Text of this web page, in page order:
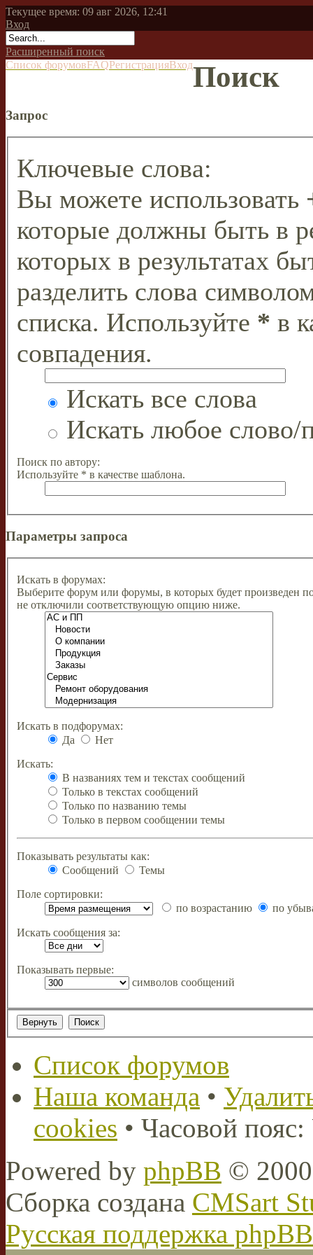
Текущее время: 09 авг 2026, 12:41
Вход
Расширенный поиск
Список форумовFAQРегистрацияВходПоиск
Запрос
Ключевые слова:
Вы можете использовать
которые должны быть в
которых в результатах
разделить слова
списка. Используйте * в
совпадения.
Искать все слова
Искать любое слово/
Поиск по автору:
Используйте * в качестве шаблона.
Параметры запроса
Искать в форумах:
Выберите форум или форумы, в которых будет произведен
не отключили соответствующую опцию ниже.
Искать в подфорумах:
Да
Нет
Искать:
В названиях тем и текстах сообщений
Только в текстах сообщений
Только по названию темы
Только в первом сообщении темы
Показывать результаты как:
Сообщений
Темы
Поле сортировки:
по возрастанию
по
Искать сообщения за:
Показывать первые:
символов сообщений
Список форумов
Наша команда •
cookies • Часовой
Powered by phpBB ©
Сборка создана CMSart
Русская поддержка phpBB